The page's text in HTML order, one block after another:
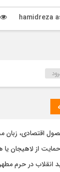
hamidreza
اقتصادی،
از لاهیجان یا
انقلاب در حرم